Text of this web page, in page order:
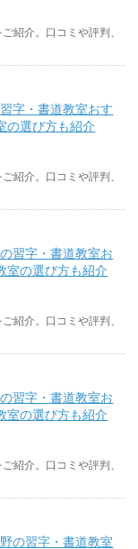
紹介。口コミや評判、
字・書道教室おす
の選び方も紹介
紹介。口コミや評判、
習字・書道教室お
室の選び方も紹介
紹介。口コミや評判、
習字・書道教室お
室の選び方も紹介
紹介。口コミや評判、
の習字・書道教室